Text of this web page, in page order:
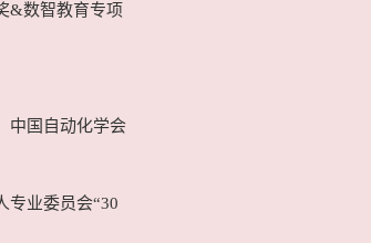
&数智教育专项
中国自动化学会
业委员会“30